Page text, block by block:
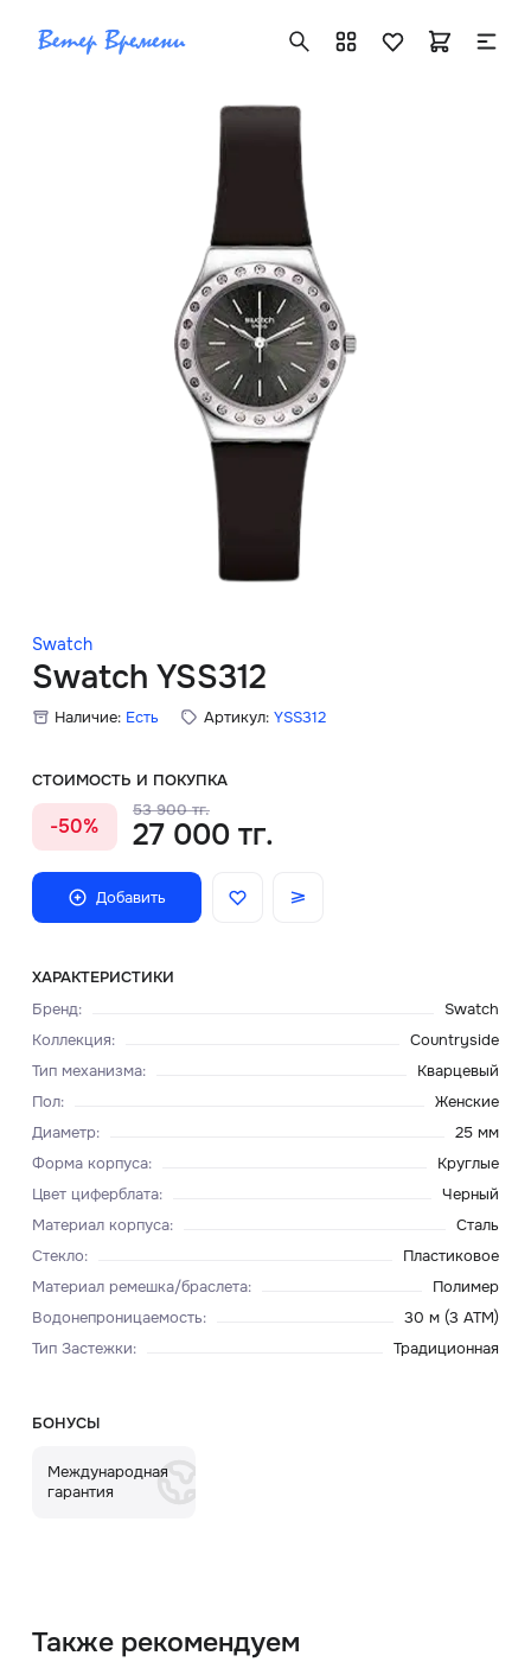
Swatch
Swatch YSS312
Наличие: Есть Артикул: YSS312
СТОИМОСТЬ И ПОКУПКА
-50%
53 900 тг.
27 000 тг.
Добавить
ХАРАКТЕРИСТИКИ
Бренд:
Swatch
Коллекция:
Countryside
Тип механизма:
Кварцевый
Пол:
Женские
Диаметр:
25 мм
Форма корпуса:
Круглые
Цвет циферблата:
Черный
Материал корпуса:
Сталь
Стекло:
Пластиковое
Материал ремешка/браслета:
Полимер
Водонепроницаемость:
30 м (3 ATM)
Тип Застежки: Традиционная
БОНУСЫ
Международная
гарантия
Также рекомендуем
Авторизация
Каталог
Мужские часы
Женские часы
Скидки
Главная
О нас
Доставка и оплата
Блог